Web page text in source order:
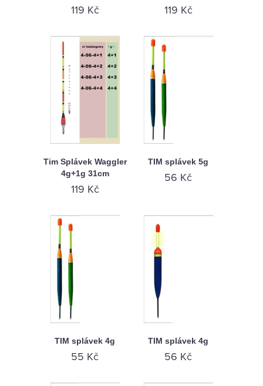
119 Kč 119 Kč
Tim Splávek Waggler
4g+1g 31cm
119 Kč
TIM splávek 5g
56 Kč
TIM splávek 4g
55 Kč
TIM splávek 4g
56 Kč